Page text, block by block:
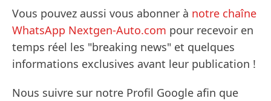
Vous pouvez aussi vous abonner à notre chaîne
WhatsApp Nextgen-Auto.com pour recevoir en
temps réel les "breaking news" et quelques
informations exclusives avant leur publication !
Nous suivre sur notre Profil Google afin que